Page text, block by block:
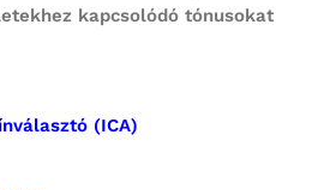
kapcsolódó tónusokat
(ICA)